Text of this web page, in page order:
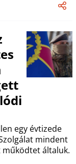
egy évtizede
mindent
működtet általuk.